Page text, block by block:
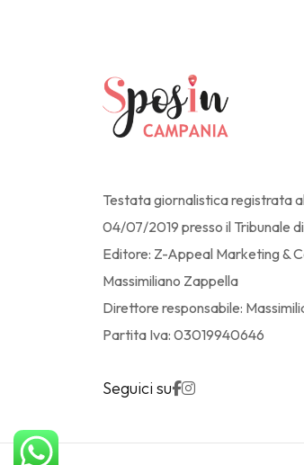
Testata giornalistica registrata
04/07/2019 presso il Tribunale
Editore: Z-Appeal Marketing &
Massimiliano Zappella
Direttore responsabile:
Partita Iva: 03019940646
Seguici su